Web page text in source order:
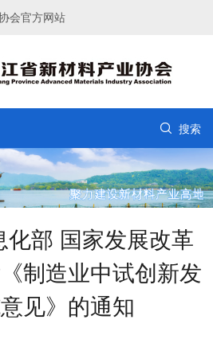
会官方网站
 搜索
化部 国家发展改革
制造业中试创新发
见》的通知